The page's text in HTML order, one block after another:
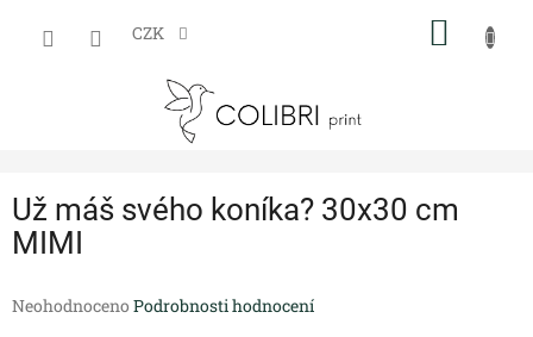
CZK
Už máš svého koníka? 30x30 cm
MIMI
Průměrné
Neohodnoceno Podrobnosti hodnocení